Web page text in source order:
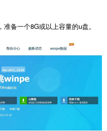
，准备一个8G或以上容量的u盘。